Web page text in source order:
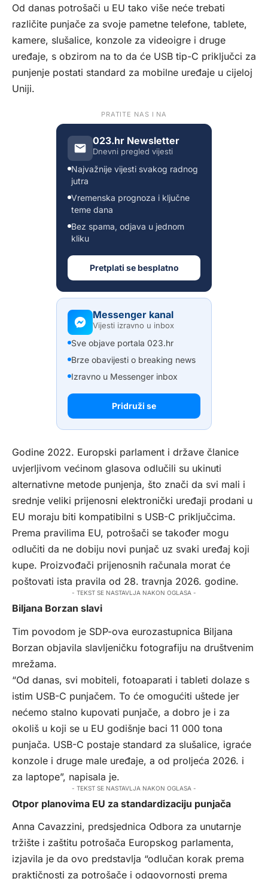
Od danas potrošači u EU tako više neće trebati
različite punjače za svoje pametne telefone, tablete,
kamere, slušalice, konzole za videoigre i druge
uređaje, s obzirom na to da će USB tip-C priključci za
punjenje postati standard za mobilne uređaje u cijeloj
Uniji.
PRATITE NAS I NA
023.hr Newsletter
Dnevni pregled vijesti
Najvažnije vijesti svakog radnog
jutra
Vremenska prognoza i ključne
teme dana
Bez spama, odjava u jednom
kliku
Pretplati se besplatno
Messenger kanal
Vijesti izravno u inbox
Sve objave portala 023.hr
Brze obavijesti o breaking news
Izravno u Messenger inbox
Pridruži se
Godine 2022. Europski parlament i države članice
uvjerljivom većinom glasova odlučili su ukinuti
alternativne metode punjenja, što znači da svi mali i
srednje veliki prijenosni elektronički uređaji prodani u
EU moraju biti kompatibilni s USB-C priključcima.
Prema pravilima EU, potrošači se također mogu
odlučiti da ne dobiju novi punjač uz svaki uređaj koji
kupe. Proizvođači prijenosnih računala morat će
poštovati ista pravila od 28. travnja 2026. godine.
- TEKST SE NASTAVLJA NAKON OGLASA -
Biljana Borzan slavi
Tim povodom je SDP-ova eurozastupnica Biljana
Borzan objavila slavljeničku fotografiju na društvenim
mrežama.
“Od danas, svi mobiteli, fotoaparati i tableti dolaze s
istim USB-C punjačem. To će omogućiti uštede jer
nećemo stalno kupovati punjače, a dobro je i za
okoliš u koji se u EU godišnje baci 11 000 tona
punjača. USB-C postaje standard za slušalice, igraće
konzole i druge male uređaje, a od proljeća 2026. i
za laptope”, napisala je.
- TEKST SE NASTAVLJA NAKON OGLASA -
Otpor planovima EU za standardizaciju punjača
Anna Cavazzini, predsjednica Odbora za unutarnje
tržište i zaštitu potrošača Europskog parlamenta,
izjavila je da ovo predstavlja “odlučan korak prema
praktičnosti za potrošače i odgovornosti prema